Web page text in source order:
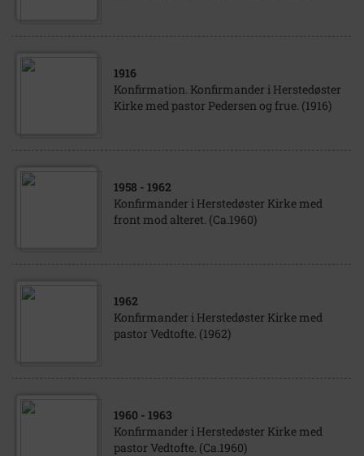
1916
Konfirmation. Konfirmander i Herstedøster
Kirke med pastor Pedersen og frue. (1916)
1958 - 1962
Konfirmander i Herstedøster Kirke med
front mod alteret. (Ca.1960)
1962
Konfirmander i Herstedøster Kirke med
pastor Vedtofte. (1962)
1960 - 1963
Konfirmander i Herstedøster Kirke med
pastor Vedtofte. (Ca.1960)